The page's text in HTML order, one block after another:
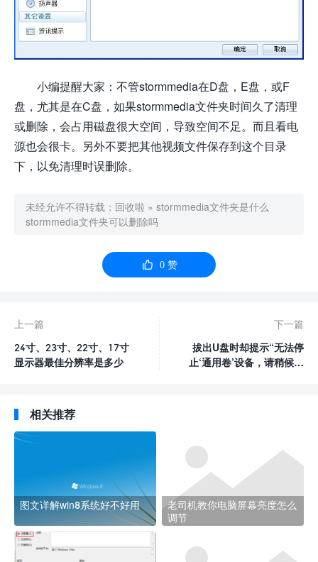
小编提醒大家：不管stormmedia在D盘，E盘，或F
盘，尤其是在C盘，如果stormmedia文件夹时间久了清理
或删除，会占用磁盘很大空间，导致空间不足。而且看电
源也会很卡。另外不要把其他视频文件保存到这个目录
下，以免清理时误删除。
未经允许不得转载： 回收啦 » stormmedia文件夹是什么
stormmedia文件夹可以删除吗
 0赞
上一篇
24寸、23寸、22寸、17寸
显示器最佳分辨率是多少
下一篇
拔出U盘时却提示“无法停
止‘通用卷’设备，请稍候再
相关推荐
图文详解win8系统好不好用
老司机教你电脑屏幕亮度怎么
调节